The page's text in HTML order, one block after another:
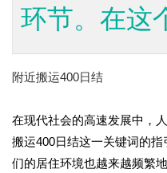
环节。在这
附近搬运400日结
在现代社会的高速发展中，
搬运400日结这一关键词的
们的居住环境也越来越频繁